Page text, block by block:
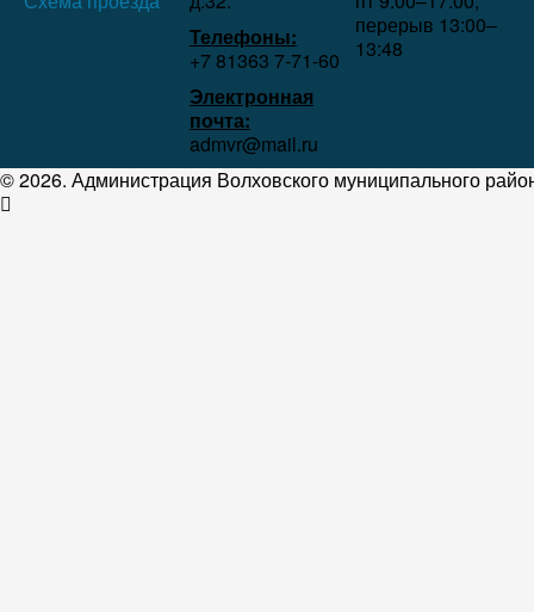
Телефоны:
+7 81363 7‑71-60
Электронная
почта:
admvr@mail.ru
перерыв 13:00–
13:48
© 2026. Администрация Волховского муниципального